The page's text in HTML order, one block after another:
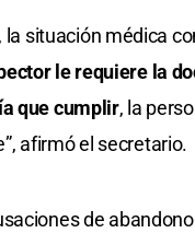
situación médica
le requiere la
que cumplir, la
afirmó el secretario.
de